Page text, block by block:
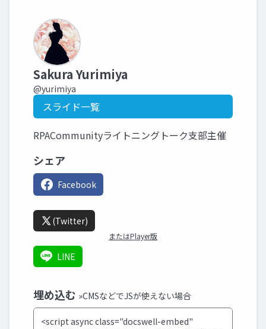
Sakura Yurimiya
@yurimiya
スライド一覧
RPACommunityライトニングトーク支部主催
シェア
Facebook
(Twitter)
またはPlayer版
LINE
埋め込む »CMSなどでJSが使えない場合